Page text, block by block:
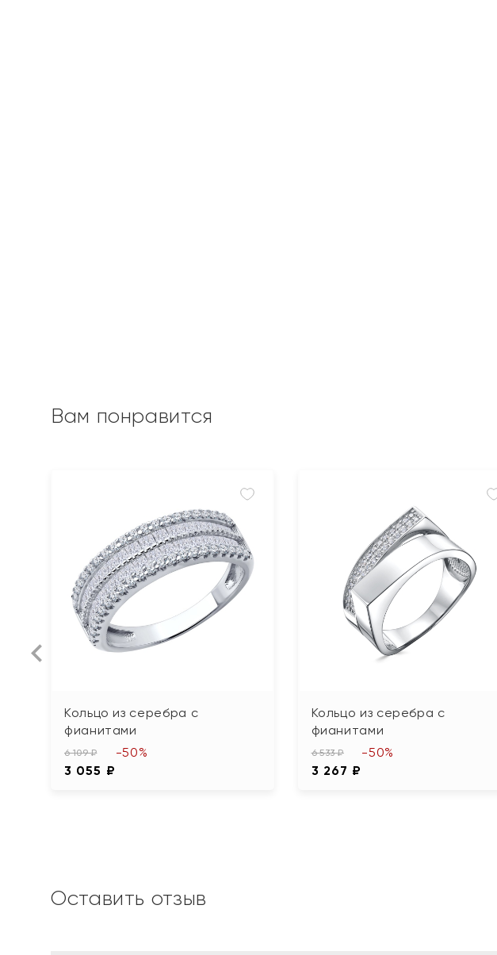
Вам понравится
Кольцо из серебра с
фианитами
6 109 ₽
3 055 ₽
-50%
Кольцо из серебра с
фианитами
6 533 ₽
3 267 ₽
-50%
Оставить отзыв